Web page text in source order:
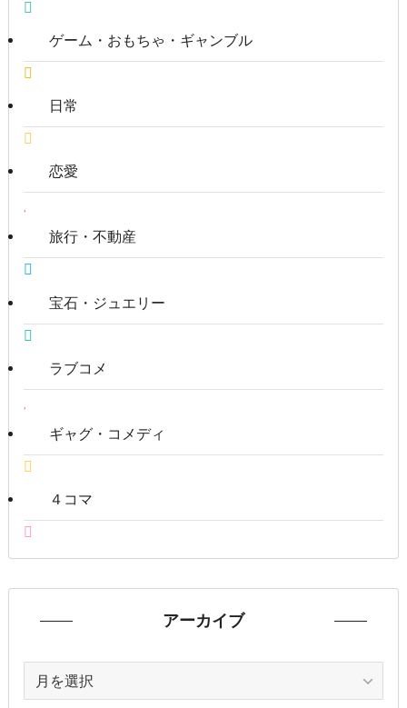
ゲーム・おもちゃ・ギャンブル
日常
恋愛
旅行・不動産
宝石・ジュエリー
ラブコメ
ギャグ・コメディ
４コマ
アーカイブ